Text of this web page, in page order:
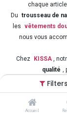
Filters
Accueil
chaque
Du trousseau de
les vêtements
nous vous
Chez KISSA ,
qualité
Préparez
sélection d’articles
Puériculture –